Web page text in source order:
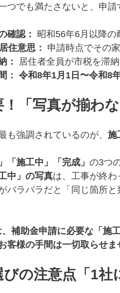
つでも満たさないと、申請
確認：
昭和56年6月以降の
住意思：
申請時点でその
：
居住者全員が市税を滞
：
令和8年1月1日〜令和8
「写真が揃わ
も強調されているのが、 施
「施工中」「完成」 の3つ
中」の写真は、工事が終わ
バラバラだと「同じ箇所
補助金申請に必要な「施
客様の手間は一切取らせま
びの注意点「1社